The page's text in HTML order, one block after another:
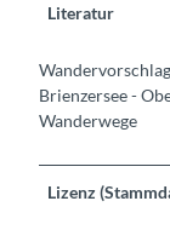
Literatur
Brienzersee -
Wanderwege
Lizenz